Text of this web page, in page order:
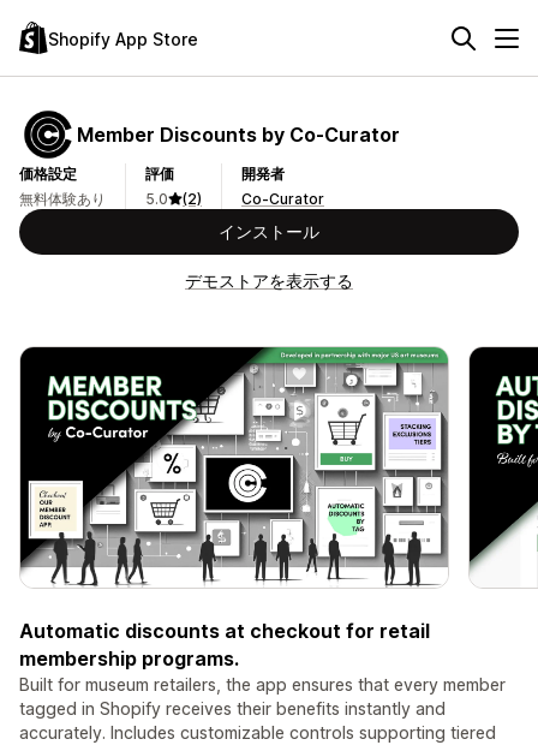
Shopify App Store
Member Discounts by Co‑Curator
価格設定
無料体験あり
評価
5.0
(2)
開発者
Co-Curator
インストール
デモストアを表示する
Automatic discounts at checkout for retail
membership programs.
Built for museum retailers, the app ensures that every member
tagged in Shopify receives their benefits instantly and
accurately. Includes customizable controls supporting tiered